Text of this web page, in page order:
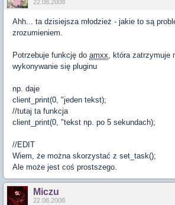
22.08.2008
Ahh... ta dzisiejsza młodzież - jakie to są
zrozumieniem.
Potrzebuje funkcję do amxx, która zatrzymuje
wykonywanie się pluginu
np. daje
client_print(0, "jeden tekst);
//tutaj ta funkcja
client_print(0, "tekst np. po 5 sekundach);
//EDIT
Wiem, że można skorzystać z set_task();
Ale może jest coś prostszego.
Miczu
22.08.2008